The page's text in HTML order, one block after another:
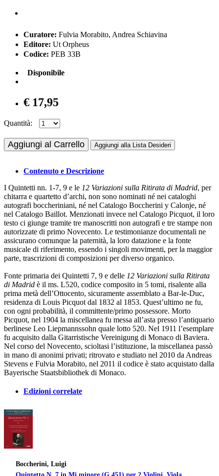
Curatore: Fulvia Morabito, Andrea Schiavina
Editore: Ut Orpheus
Codice: PEB 33B
Disponibile
€ 17,95
Quantità:
Aggiungi al Carrello Aggiungi alla Lista Desideri
Contenuto e Descrizione
I Quintetti nn. 1-7, 9 e le 12 Variazioni sulla Ritirata di Madrid, per
chitarra e quartetto d’archi, non sono nominati né nei cataloghi
autografi boccheriniani, né nel Catalogo Boccherini y Calonje, né
nel Catalogo Baillot. Menzionati invece nel Catalogo Picquot, il loro
testo ci giunge tramite tre manoscritti non autografi e tre stampe non
autorizzate di primo Novecento. Le testimonianze documentali ne
assicurano comunque la paternità, la loro datazione e la fonte
musicale di riferimento, essendo i singoli movimenti, per la maggior
parte, trascrizioni di composizioni per diverso organico.
Fonte primaria dei Quintetti 7, 9 e delle 12 Variazioni sulla Ritirata
di Madrid è il ms. L520, codice composito in 5 tomi, risalente alla
prima metà dell’Ottocento, sicuramente assemblato a Bar-le-Duc,
residenza di Louis Picquot dal 1832 al 1853. Quest’ultimo ne fu,
con ogni probabilità, il committente/primo possessore. Morto
Picquot, nel 1904 la miscellanea fu messa all’asta presso l’antiquario
berlinese Leo Liepmannssohn quale lotto 520. Nel 1911 l’esemplare
fu acquisito dalla Gitarristische Vereinigung di Monaco di Baviera.
Nel corso del Novecento, scioltasi l’istituzione, la miscellanea passò
in mano di anonimi privati; ritrovato e studiato nel 2010 da Andreas
Stevens e Fulvia Morabito, nel 2011 il codice è stato acquistato dalla
Bayerische Staatsbibliothek di Monaco.
Edizioni correlate
Boccherini, Luigi